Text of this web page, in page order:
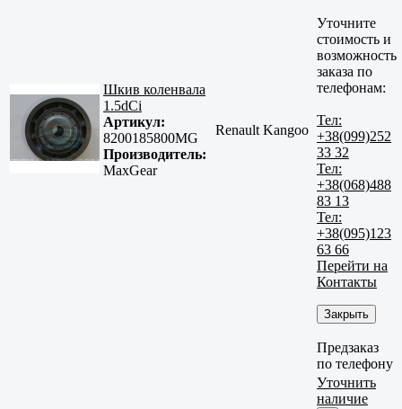
Шкив коленвала
1.5dCi
Артикул:
8200185800MG
Производитель:
MaxGear
Renault Kangoo
Уточните
стоимость и
возможность
заказа по
телефонам:
Тел:
+38(099)252
33 32
Тел:
+38(068)488
83 13
Тел:
+38(095)123
63 66
Перейти на
Контакты
Закрыть
Предзаказ
по телефону
Уточнить
наличие